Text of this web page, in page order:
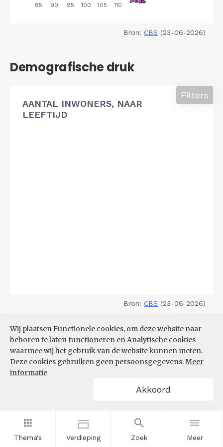
Thema's Verdieping Zoek Meer
Wij plaatsen Functionele cookies, om deze website naar
behoren te laten functioneren en Analytische cookies
waarmee wij het gebruik van de website kunnen meten.
Deze cookies gebruiken geen persoonsgegevens.Meer
informatie
Akkoord
Bron: CBS (23-06-2026)
Demografische druk
AANTAL INWONERS, NAAR
LEEFTIJD
Filters
Bron: CBS (23-06-2026)
DEMOGRAFISCHE DRUK
Filters